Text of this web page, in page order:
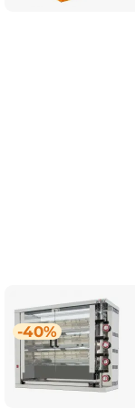
-40%